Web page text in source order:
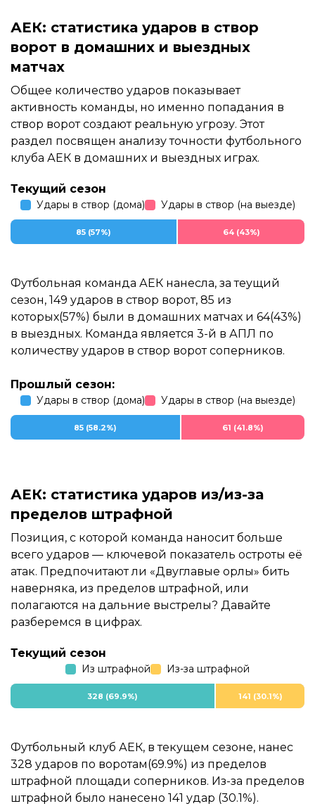
АЕК: статистика ударов в створ
ворот в домашних и выездных
матчах
Общее количество ударов показывает
активность команды, но именно попадания в
створ ворот создают реальную угрозу. Этот
раздел посвящен анализу точности футбольного
клуба АЕК в домашних и выездных играх.
Текущий сезон
Удары в створ (дома) Удары в створ (на выезде)
85 (57%) 64 (43%)
Футбольная команда АЕК нанесла, за теущий
сезон, 149 ударов в створ ворот, 85 из
которых(57%) были в домашних матчах и 64(43%)
в выездных. Команда является 3-й в АПЛ по
количеству ударов в створ ворот соперников.
Прошлый сезон:
Удары в створ (дома) Удары в створ (на выезде)
85 (58.2%) 61 (41.8%)
АЕК: статистика ударов из/из-за
пределов штрафной
Позиция, с которой команда наносит больше
всего ударов — ключевой показатель остроты её
атак. Предпочитают ли «Двуглавые орлы» бить
наверняка, из пределов штрафной, или
полагаются на дальние выстрелы? Давайте
разберемся в цифрах.
Текущий сезон
Из штрафной Из-за штрафной
328 (69.9%) 141 (30.1%)
Футбольный клуб АЕК, в текущем сезоне, нанес
328 ударов по воротам(69.9%) из пределов
штрафной площади соперников. Из-за пределов
штрафной было нанесено 141 удар (30.1%).